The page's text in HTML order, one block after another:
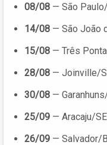
08/08 — São
14/08 — São João
15/08 — Três
28/08 — Joinville/
30/08 —
25/09 — Aracaju/
26/09 — Salvador/